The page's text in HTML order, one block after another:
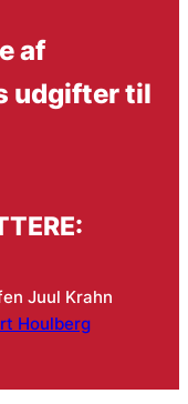
af
udgifter til
Juul Krahn
Houlberg